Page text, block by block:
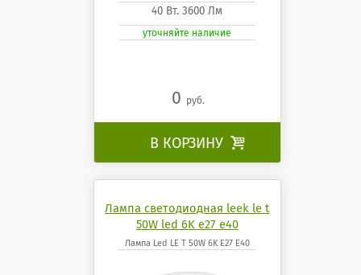
40 Вт. 3600 Лм
уточняйте наличие
0 руб.
В КОРЗИНУ 
Лампа светодиодная leek le t
50W led 6K e27 e40
Лампа Led LE T 50W 6K E27 E40